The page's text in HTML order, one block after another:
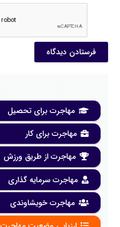
فرستادن دیدگاه
مهاجرت برای تحصیل
مهاجرت برای کار
مهاجرت از طریق ورزش
مهاجرت سرمایه گذاری
مهاجرت خویشاوندی